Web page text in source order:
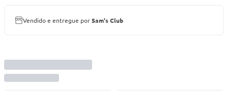
Vendido e entregue porSam's Club